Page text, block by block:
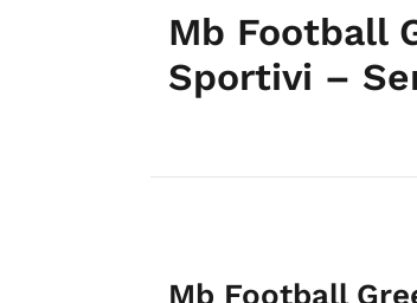
Mb Football
Sportivi –
Mb Football